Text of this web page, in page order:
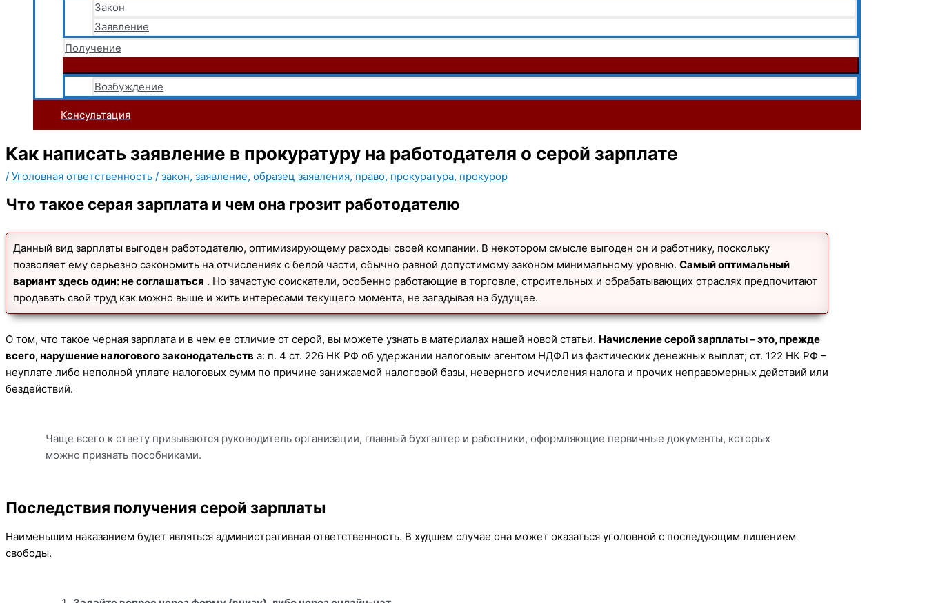
Закон
Заявление
Получение
Возбуждение
Консультация
Как написать заявление в прокуратуру на работодателя о серой зарплате
/ Уголовная ответственность / закон, заявление, образец заявления, право, прокуратура, прокурор
Что такое серая зарплата и чем она грозит работодателю
Данный вид зарплаты выгоден работодателю, оптимизирующему расходы своей компании. В некотором смысле выгоден он и работнику, поскольку
позволяет ему серьезно сэкономить на отчислениях с белой части, обычно равной допустимому законом минимальному уровню. Самый оптимальный
вариант здесь один: не соглашаться . Но зачастую соискатели, особенно работающие в торговле, строительных и обрабатывающих отраслях предпочитают
продавать свой труд как можно выше и жить интересами текущего момента, не загадывая на будущее.
О том, что такое черная зарплата и в чем ее отличие от серой, вы можете узнать в материалах нашей новой статьи. Начисление серой зарплаты – это, прежде
всего, нарушение налогового законодательств а: п. 4 ст. 226 НК РФ об удержании налоговым агентом НДФЛ из фактических денежных выплат; ст. 122 НК РФ –
неуплате либо неполной уплате налоговых сумм по причине занижаемой налоговой базы, неверного исчисления налога и прочих неправомерных действий или
бездействий.
Чаще всего к ответу призываются руководитель организации, главный бухгалтер и работники, оформляющие первичные документы, которых
можно признать пособниками.
Последствия получения серой зарплаты
Наименьшим наказанием будет являться административная ответственность. В худшем случае она может оказаться уголовной с последующим лишением
свободы.